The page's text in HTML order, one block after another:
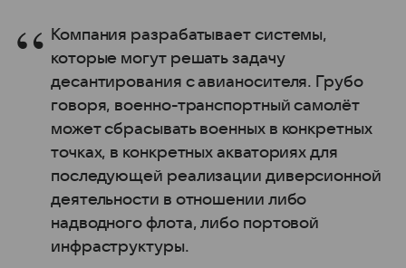
Компания разрабатывает системы,
которые могут решать задачу
десантирования с авианосителя. Грубо
говоря, военно-транспортный самолёт
может сбрасывать военных в конкретных
точках, в конкретных акваториях для
последующей реализации диверсионной
деятельности в отношении либо
надводного флота, либо портовой
инфраструктуры.